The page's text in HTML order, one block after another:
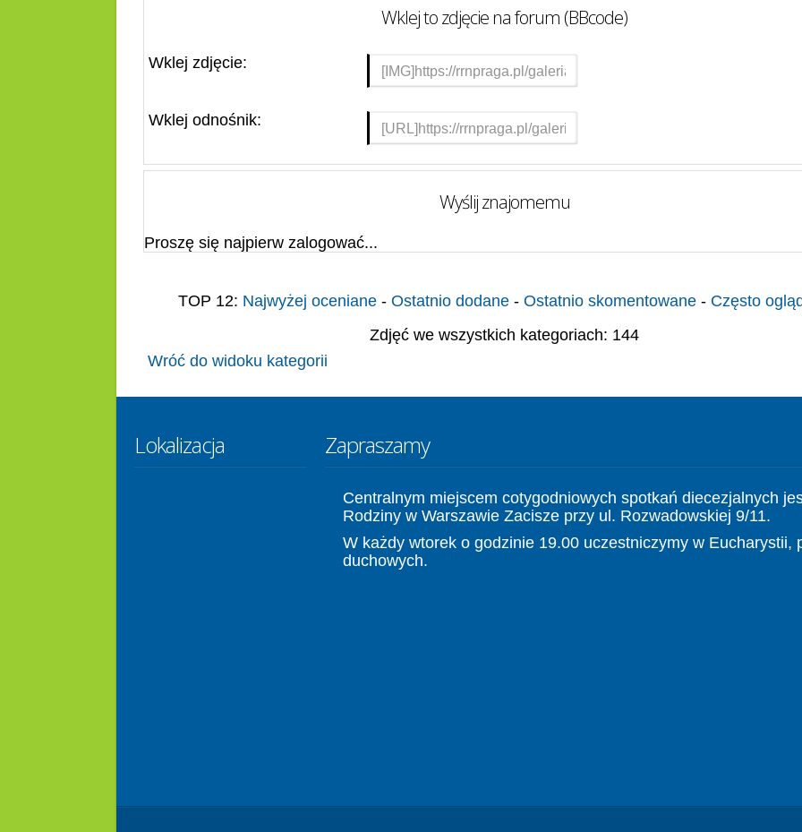
Wklej to zdjęcie na forum (BBcode)
Wklej zdjęcie:
Wklej odnośnik:
Wyślij znajomemu
Proszę się najpierw zalogować...
TOP 12: Najwyżej oceniane- Ostatnio dodane- Ostatnio skomentowane- Często
Zdjęć we wszystkich kategoriach: 144
Wróć do widoku kategorii
Lokalizacja Zapraszamy
Centralnym miejscem cotygodniowych spotkań diecezjalnych
Rodziny w Warszawie Zacisze przy ul. Rozwadowskiej 9/11.
W każdy wtorek o godzinie 19.00 uczestniczymy w Eucharystii,
duchowych.